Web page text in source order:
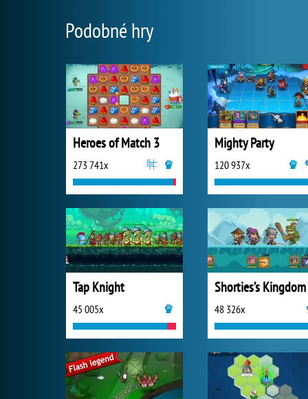
Podobné hry
Heroes of Match 3
273 741x
Mighty Party
120 937x
Tap Knight
45 005x
Shorties’s
48 326x